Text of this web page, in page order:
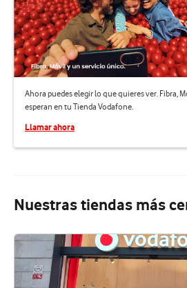
Ahora puedes elegir lo que quieres ver. Fibra,
esperan en tu Tienda Vodafone.
Llamar ahora
Nuestras tiendas más